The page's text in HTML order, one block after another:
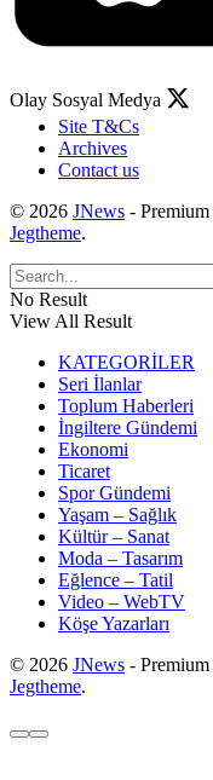
Olay Sosyal Medya
Site T&Cs
Archives
Contact us
© 2026 JNews -
Jegtheme.
No Result
View All Result
KATEGORİLER
Seri İlanlar
Toplum Haberleri
İngiltere Gündemi
Ekonomi
Ticaret
Spor Gündemi
Yaşam – Sağlık
Kültür – Sanat
Moda – Tasarım
Eğlence – Tatil
Video – WebTV
Köşe Yazarları
© 2026 JNews -
Jegtheme.